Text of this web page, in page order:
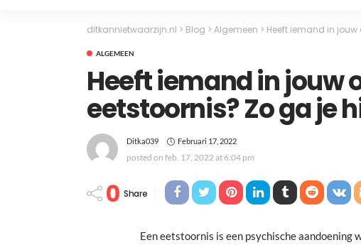
ditkannietwaarzijn.nl > Blog > Algemeen > Heeft iemand in
ALGEMEEN
Heeft iemand in jouw
eetstoornis? Zo ga je
Ditka039 Februari 17, 2022
posted on feb. 17, 2022 at 6:04 pm
0 Share
Een eetstoornis is een psychische aandoening